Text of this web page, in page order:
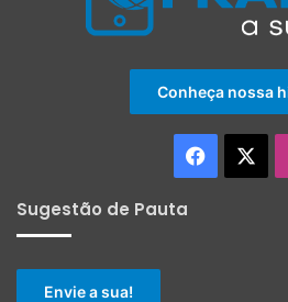
Conheça nossa
Sugestão de Pauta
Envie a sua!